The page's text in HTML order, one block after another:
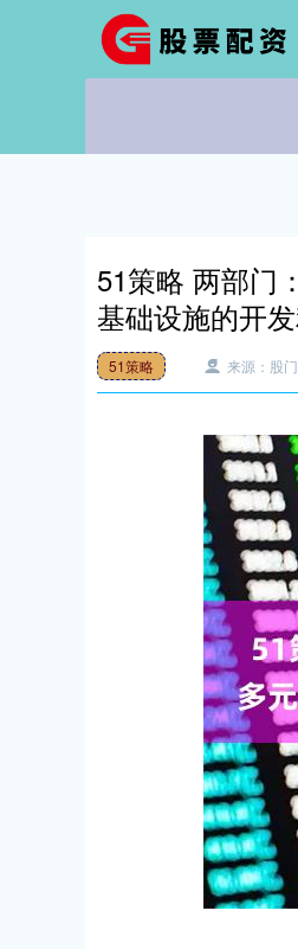
51策略 两部门
基础设施的开
51策略 来源：股
上证指数